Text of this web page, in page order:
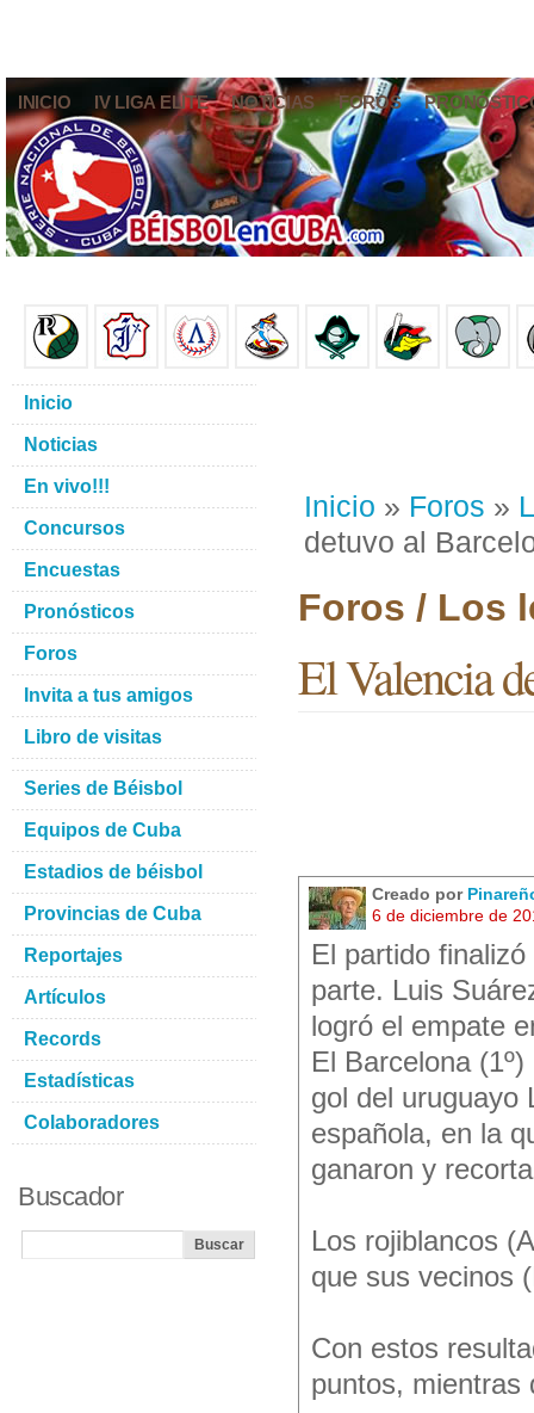
INICIO IV LIGA ELITE NOTICIAS FOROS
Inicio » Foros »
detuvo al
Foros / Los
El Valencia
Creado por
6 de diciembre de
El partido
parte. Luis
logró el empate
El Barcelona
gol del uruguayo
española, en la
ganaron y
Los rojiblancos
que sus vecinos
Con estos
puntos, mientras
Inicio
Noticias
En vivo!!!
Concursos
Encuestas
Pronósticos
Foros
Invita a tus amigos
Libro de visitas
Series de Béisbol
Equipos de Cuba
Estadios de béisbol
Provincias de Cuba
Reportajes
Artículos
Records
Estadísticas
Colaboradores
Buscador